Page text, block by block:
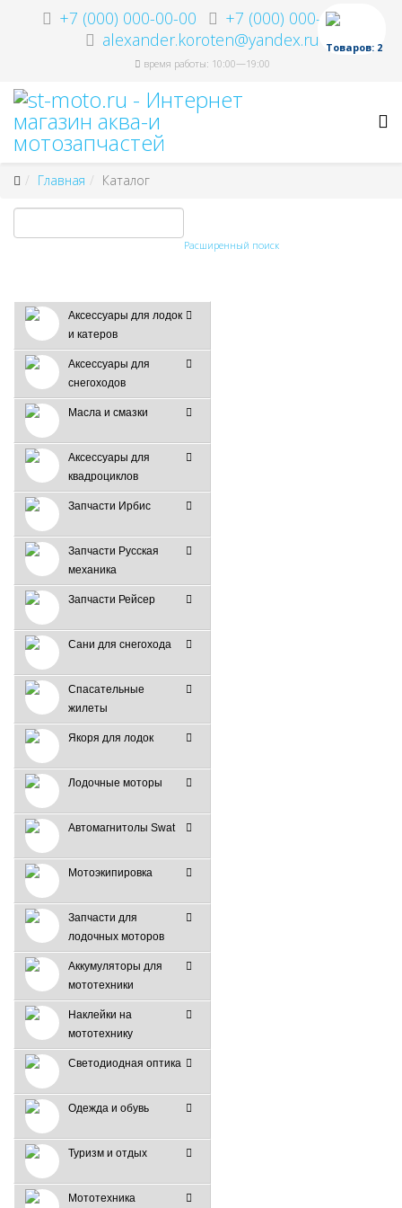
+7 (000) 000-00-00
+7 (000) 000-00-00
alexander.koroten@yandex.ru
время работы: 10:00—19:00
Товаров: 2
Главная Каталог
Расширенный поиск
Аксессуары для лодок
и катеров
Аксессуары для
снегоходов
Масла и смазки
Аксессуары для
квадроциклов
Запчасти Ирбис
Запчасти Русская
механика
Запчасти Рейсер
Сани для снегохода
Спасательные
жилеты
Якоря для лодок
Лодочные моторы
Автомагнитолы Swat
Мотоэкипировка
Запчасти для
лодочных моторов
Аккумуляторы для
мототехники
Наклейки на
мототехнику
Светодиодная оптика
Одежда и обувь
Туризм и отдых
Мототехника